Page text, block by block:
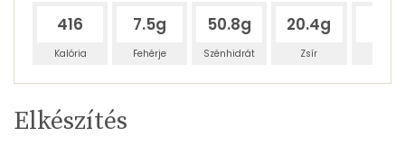
416
Kalória
7.5g
Fehérje
50.8g
Szénhidrát
20.4g
Zsír
Egy
adagban
TÁPANYAGTARTALOM
Elkészítés